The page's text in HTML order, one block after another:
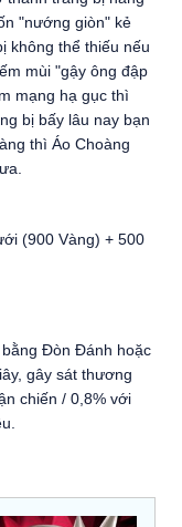
"nướng giòn" kẻ
không thể thiếu nếu
mùi "gậy ông đập
mạng hạ gục thì
bị bấy lâu nay bạn
thì Áo Choàng
(900 Vàng) + 500
Đòn Đánh hoặc
gây sát thương
chiến / 0,8% với